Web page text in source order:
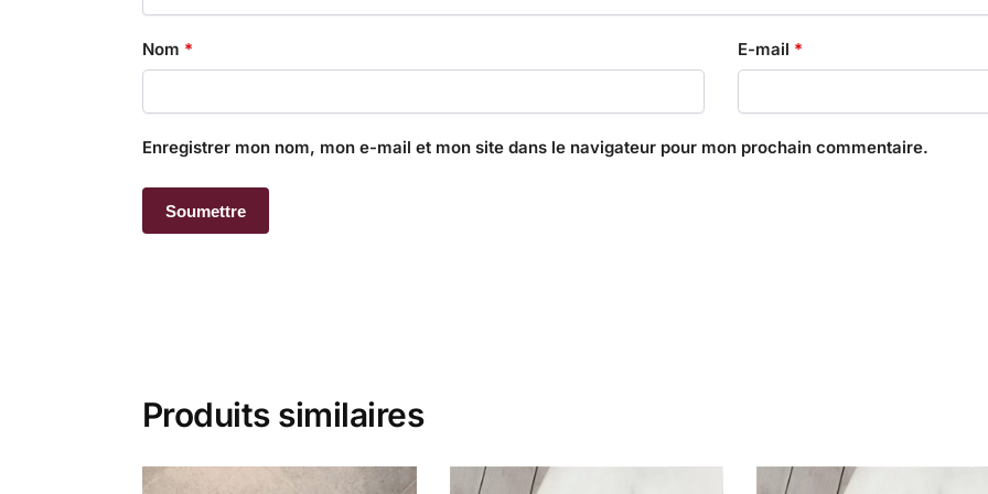
Nom * E-mail *
Enregistrer mon nom, mon e-mail et mon site dans le navigateur pour mon prochain commentaire.
Produits similaires